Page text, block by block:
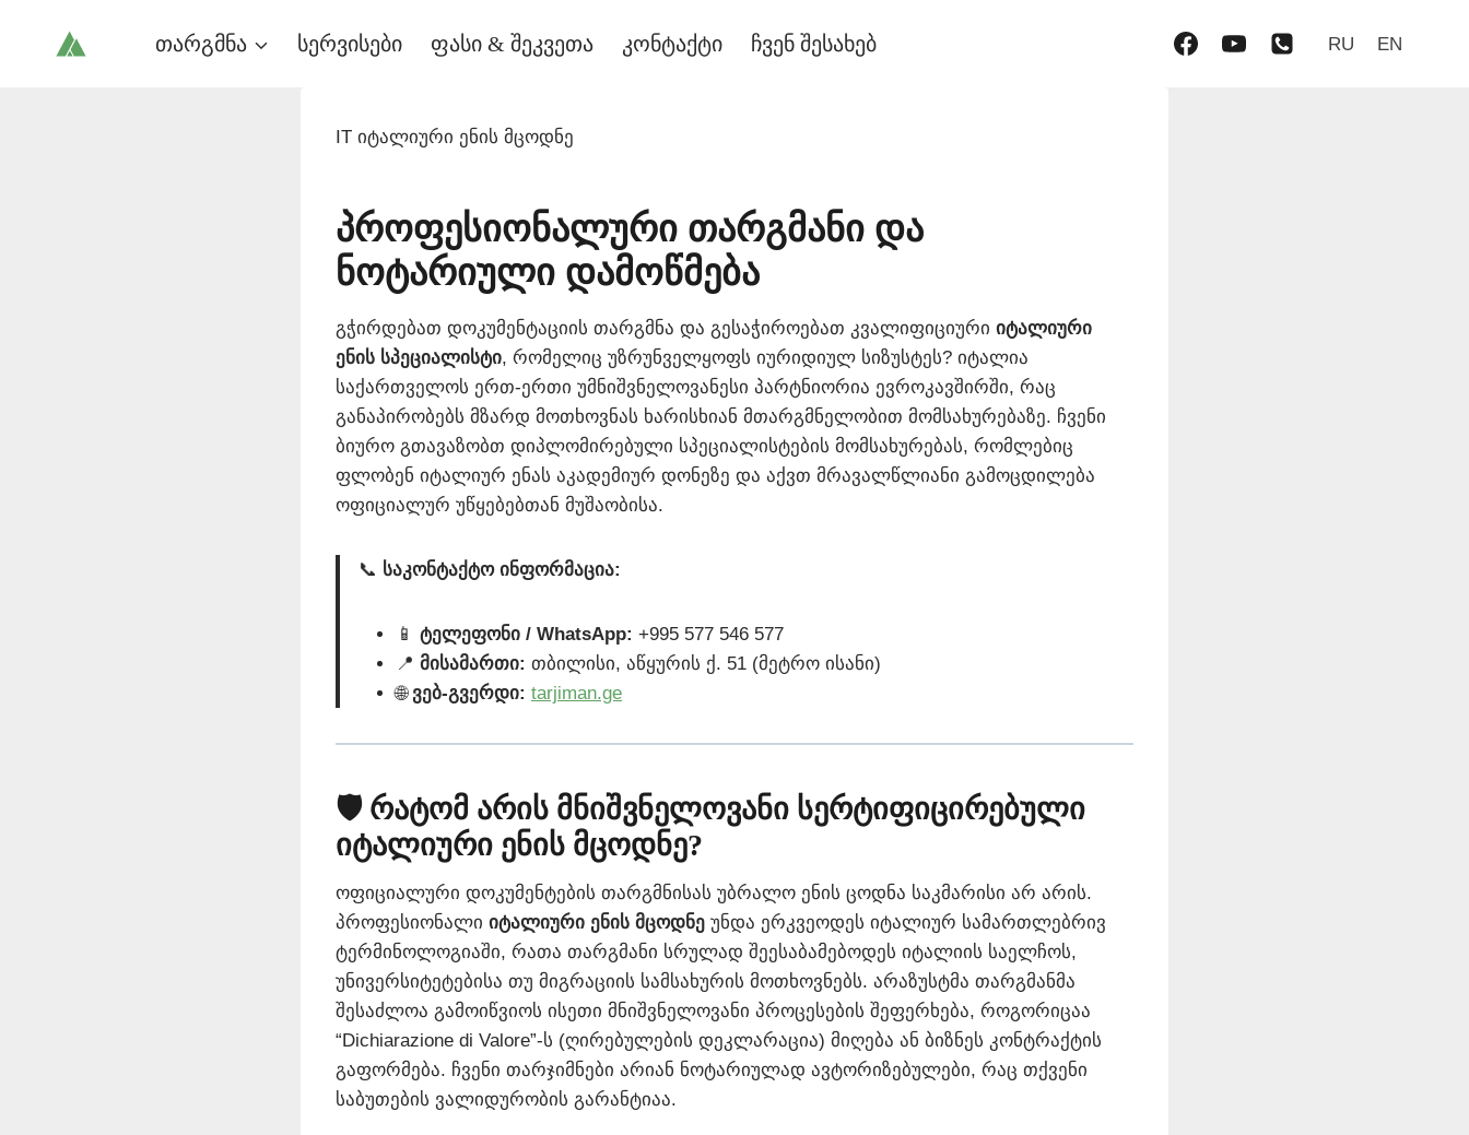
თარგმნა სერვისები ფასი & შეკვეთა კონტაქტი ჩვენ შესახებ RU EN
IT იტალიური ენის მცოდნე
პროფესიონალური თარგმანი და
ნოტარიული დამოწმება
გჭირდებათ დოკუმენტაციის თარგმნა და გესაჭიროებათ კვალიფიციური იტალიური
ენის სპეციალისტი, რომელიც უზრუნველყოფს იურიდიულ სიზუსტეს? იტალია
საქართველოს ერთ-ერთი უმნიშვნელოვანესი პარტნიორია ევროკავშირში, რაც
განაპირობებს მზარდ მოთხოვნას ხარისხიან მთარგმნელობით მომსახურებაზე. ჩვენი
ბიურო გთავაზობთ დიპლომირებული სპეციალისტების მომსახურებას, რომლებიც
ფლობენ იტალიურ ენას აკადემიურ დონეზე და აქვთ მრავალწლიანი გამოცდილება
ოფიციალურ უწყებებთან მუშაობისა.
📞 საკონტაქტო ინფორმაცია:
📱 ტელეფონი / WhatsApp: +995 577 546 577
📍 მისამართი: თბილისი, აწყურის ქ. 51 (მეტრო ისანი)
🌐 ვებ-გვერდი: tarjiman.ge
🛡️ რატომ არის მნიშვნელოვანი სერტიფიცირებული
იტალიური ენის მცოდნე?
ოფიციალური დოკუმენტების თარგმნისას უბრალო ენის ცოდნა საკმარისი არ არის.
პროფესიონალი იტალიური ენის მცოდნე უნდა ერკვეოდეს იტალიურ სამართლებრივ
ტერმინოლოგიაში, რათა თარგმანი სრულად შეესაბამებოდეს იტალიის საელჩოს,
უნივერსიტეტებისა თუ მიგრაციის სამსახურის მოთხოვნებს. არაზუსტმა თარგმანმა
შესაძლოა გამოიწვიოს ისეთი მნიშვნელოვანი პროცესების შეფერხება, როგორიცაა
“Dichiarazione di Valore”-ს (ღირებულების დეკლარაცია) მიღება ან ბიზნეს კონტრაქტის
გაფორმება. ჩვენი თარჯიმნები არიან ნოტარიულად ავტორიზებულები, რაც თქვენი
საბუთების ვალიდურობის გარანტიაა.